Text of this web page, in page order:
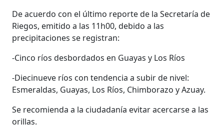
De acuerdo con el último reporte de la Secretaría de
Riegos, emitido a las 11h00, debido a las
precipitaciones se registran:
-Cinco ríos desbordados en Guayas y Los Ríos
-Diecinueve ríos con tendencia a subir de nivel:
Esmeraldas, Guayas, Los Ríos, Chimborazo y Azuay.
Se recomienda a la ciudadanía evitar acercarse a las
orillas.